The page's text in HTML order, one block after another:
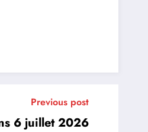
Previous post
6 juillet 2026